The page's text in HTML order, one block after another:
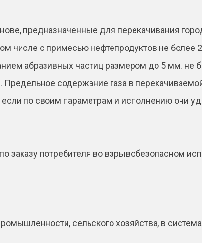
:
предназначенные для перекачивания
числе с примесью нефтепродуктов не более
абразивных частиц размером до 5 мм. не
содержание газа в
по своим параметрам и исполнению они
заказу потребителя во взрывобезопасном
сельского хозяйства, в